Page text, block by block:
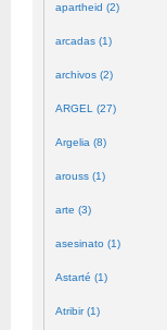
apartheid (2)
arcadas (1)
archivos (2)
ARGEL (27)
Argelia (8)
arouss (1)
arte (3)
asesinato (1)
Astarté (1)
Atribir (1)